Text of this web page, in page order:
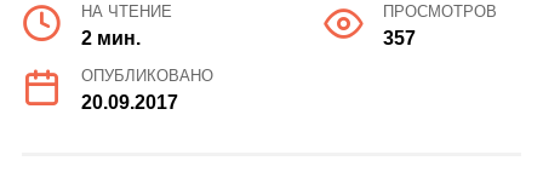
НА ЧТЕНИЕ
2 мин.
ПРОСМОТРОВ
357
ОПУБЛИКОВАНО
20.09.2017